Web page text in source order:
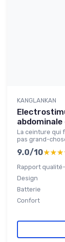
KANGLANKAN
La ceinture qui
pas grand-
9.0/10
Rapport
Design
Batterie
Confort